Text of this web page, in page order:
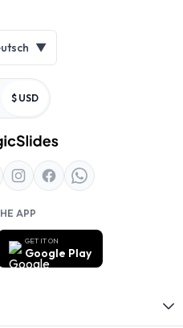
▼
$ USD
APP
GET IT ON
Google Play